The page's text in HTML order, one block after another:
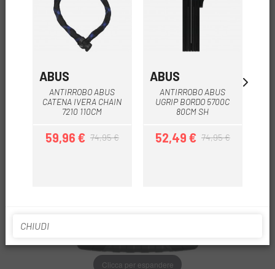
Clicca per espandere
ABUS
ANTIRROBO ABUS
CATENA IVERA CHAIN
7210 110CM
Prezzo
59,96 €Prezzo base
74,95 €
ABUS
ANTIRROBO ABUS
UGRIP BORDO 5700C
80CM SH
Prezzo
52,49 €Prezzo base
74,95 €
CHIUDI